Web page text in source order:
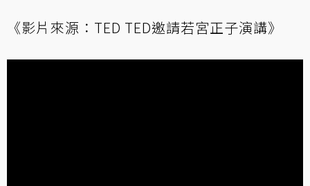
《影片來源：TED TED邀請若宮正子演講》